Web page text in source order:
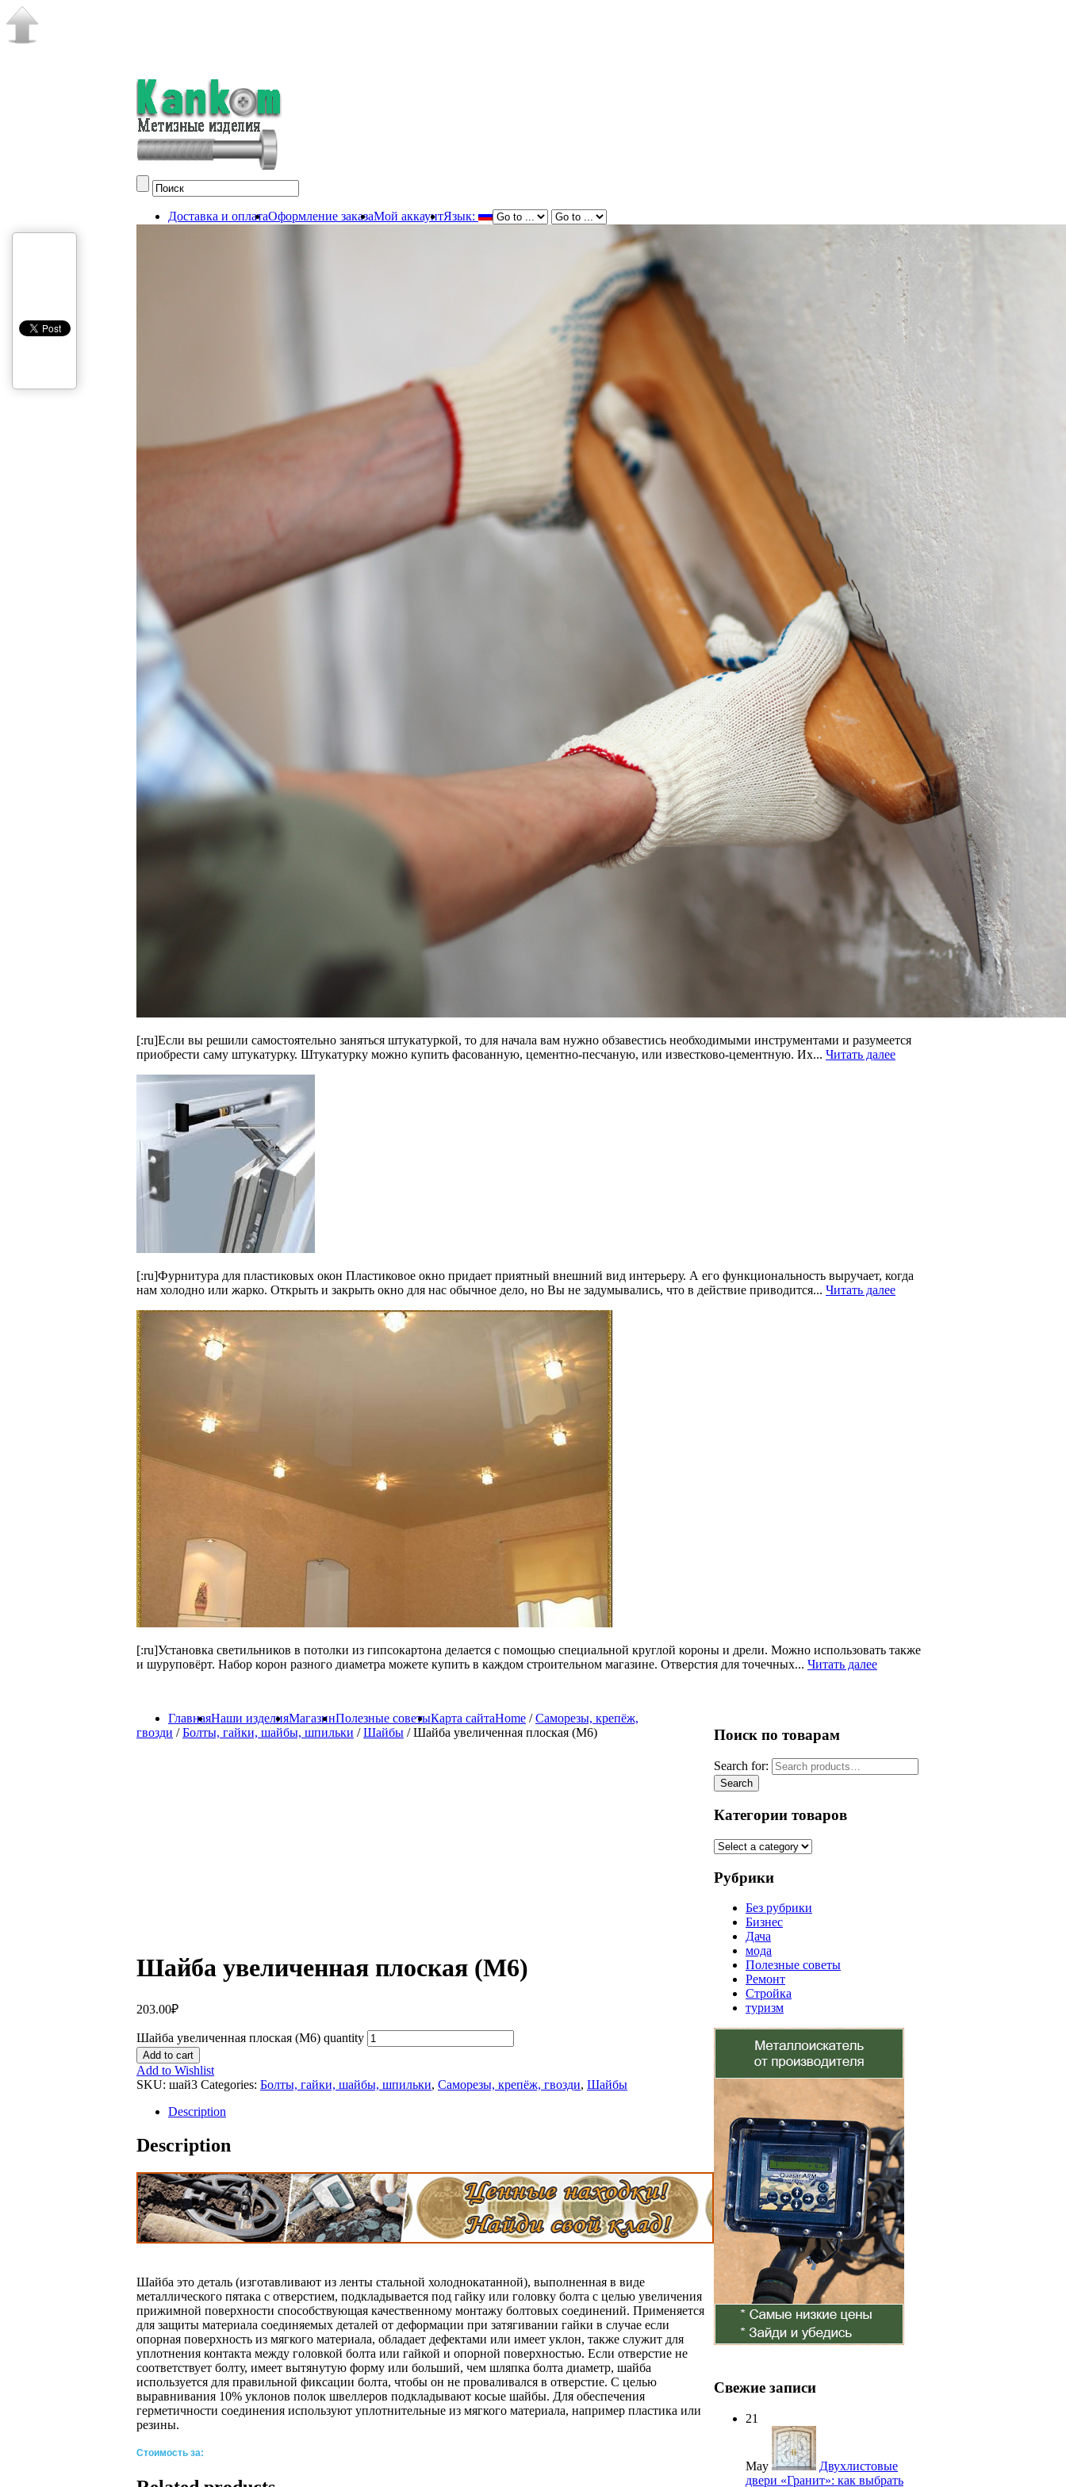
Доставка и оплатаОформление заказаМой аккаунтЯзык:
[:ru]Если вы решили самостоятельно заняться штукатуркой, то для начала вам нужно обзавестись необходимыми инструментами и разумеется
приобрести саму штукатурку. Штукатурку можно купить фасованную, цементно-песчаную, или известково-цементную. Их... Читать далее
[:ru]Фурнитура для пластиковых окон Пластиковое окно придает приятный внешний вид интерьеру. А его функциональность выручает, когда
нам холодно или жарко. Открыть и закрыть окно для нас обычное дело, но Вы не задумывались, что в действие приводится... Читать далее
[:ru]Установка светильников в потолки из гипсокартона делается с помощью специальной круглой короны и дрели. Можно использовать также
и шуруповёрт. Набор корон разного диаметра можете купить в каждом строительном магазине. Отверстия для точечных... Читать далее
ГлавнаяНаши изделияМагазинПолезные советыКарта сайта
Поиск по товарам
Search for:
Search
Категории товаров
Рубрики
Без рубрики
Бизнес
Дача
мода
Полезные советы
Ремонт
Стройка
туризм
Свежие записи
21
May
Двухлистовые
двери «Гранит»: как выбрать
Home /Саморезы, крепёж,
гвозди /Болты, гайки, шайбы, шпильки /Шайбы / Шайба увеличенная плоская (M6)
Шайба увеличенная плоская (M6)
203.00₽
Шайба увеличенная плоская (M6) quantity
Add to cart
Add to Wishlist
SKU: шай3 Categories: Болты, гайки, шайбы, шпильки, Саморезы, крепёж, гвозди, Шайбы
Description
Description
Шайба это деталь (изготавливают из ленты стальной холоднокатанной), выполненная в виде
металлического пятака с отверстием, подкладывается под гайку или головку болта с целью увеличения
прижимной поверхности способствующая качественному монтажу болтовых соединений. Применяется
для защиты материала соединяемых деталей от деформации при затягивании гайки в случае если
опорная поверхность из мягкого материала, обладает дефектами или имеет уклон, также служит для
уплотнения контакта между головкой болта или гайкой и опорной поверхностью. Если отверстие не
соответствует болту, имеет вытянутую форму или больший, чем шляпка болта диаметр, шайба
используется для правильной фиксации болта, чтобы он не проваливался в отверстие. С целью
выравнивания 10% уклонов полок швеллеров подкладывают косые шайбы. Для обеспечения
герметичности соединения используют уплотнительные из мягкого материала, например пластика или
резины.
Стоимость за: